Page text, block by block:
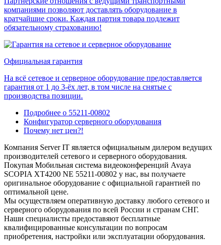
компаниями позволяют доставлять оборудование в
кратчайшие сроки. Каждая партия товара подлежит
обязательному страхованию!
Официальная гарантия
На всё сетевое и серверное оборудование предоставляется
гарантия от 1 до 3-ёх лет, в том числе на снятые с
производства позиции.
Подробнее о 55211-00802
Конфигуратор серверного оборудования
Почему нет цен?!
Компания Server IT является официальным дилером ведущих
производителей сетевого и серверного оборудования.
Покупая Мобильная система видеоконференций Avaya
SCOPIA XT4200 NE 55211-00802 у нас, вы получаете
оригинальное оборудование с официальной гарантией по
оптимальной цене.
Мы осуществляем оперативную доставку любого сетевого и
серверного оборудования по всей России и странам СНГ.
Наши специалисты предоставяют бесплатные
квалифицированные консультации по вопросам
приобретения, настройки или эксплуатации оборудования.